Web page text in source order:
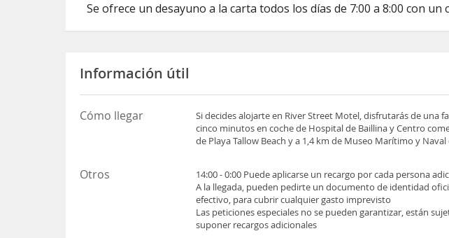
Se ofrece un desayuno a la carta todos los días de 7:00 a 8:00 con un
Información útil
Cómo llegar
Si decides alojarte en River Street Motel, disfrutarás de una
cinco minutos en coche de Hospital de Baillina y Centro
de Playa Tallow Beach y a 1,4 km de Museo Marítimo y Naval
Otros
14:00 - 0:00 Puede aplicarse un recargo por cada persona
A la llegada, pueden pedirte un documento de identidad
efectivo, para cubrir cualquier gasto imprevisto
Las peticiones especiales no se pueden garantizar, están
suponer recargos adicionales